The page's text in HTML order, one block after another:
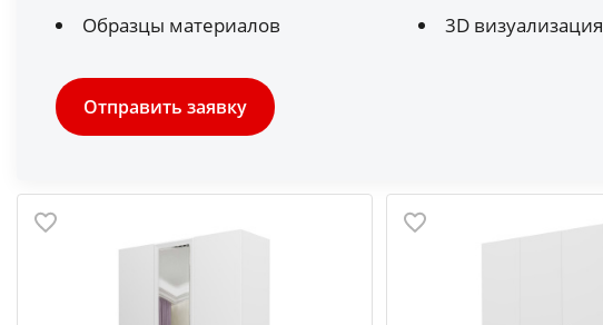
Образцы материалов
3D визуализация
Отправить заявку